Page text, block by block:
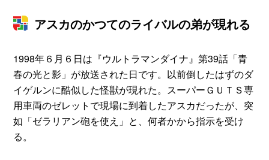
アスカのかつてのライバルの弟が現れる
1998年６月６日は『ウルトラマンダイナ』第39話「青
春の光と影」が放送された日です。以前倒したはずのダ
イゲルンに酷似した怪獣が現れた。スーパーＧＵＴＳ専
用車両のゼレットで現場に到着したアスカだったが、突
如「ゼラリアン砲を使え」と、何者かから指示を受け
る。